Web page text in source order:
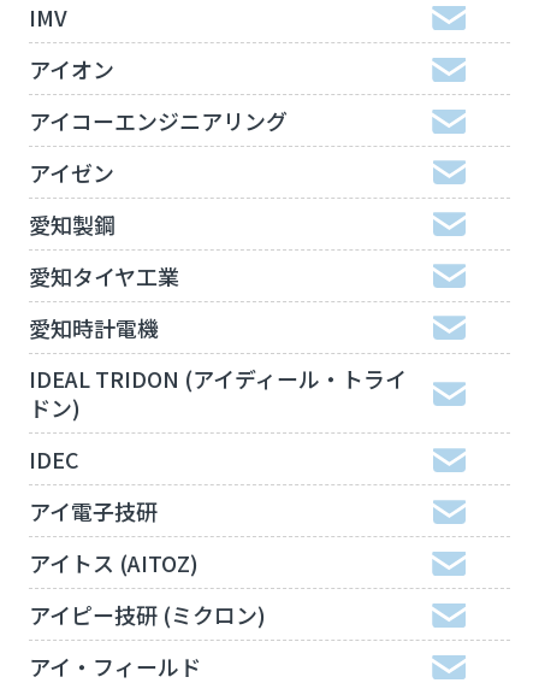
IMV
アイオン
アイコーエンジニアリング
アイゼン
愛知製鋼
愛知タイヤ工業
愛知時計電機
IDEAL TRIDON (アイディール・トライ
ドン)
IDEC
アイ電子技研
アイトス (AITOZ)
アイピー技研 (ミクロン)
アイ・フィールド